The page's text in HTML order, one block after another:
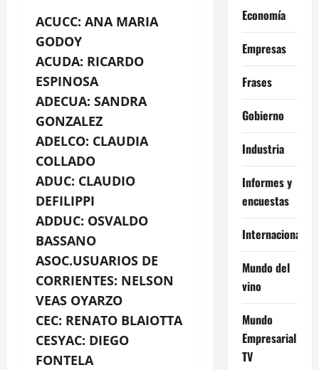
ACUCC: ANA MARIA
GODOY
ACUDA: RICARDO
ESPINOSA
ADECUA: SANDRA
GONZALEZ
ADELCO: CLAUDIA
COLLADO
ADUC: CLAUDIO
DEFILIPPI
ADDUC: OSVALDO
BASSANO
ASOC.USUARIOS DE
CORRIENTES: NELSON
VEAS OYARZO
CEC: RENATO BLAIOTTA
CESYAC: DIEGO
FONTELA
Economía
Empresas
Frases
Gobierno
Industria
Informes y
encuestas
Internacional
Mundo del
vino
Mundo
Empresarial
TV